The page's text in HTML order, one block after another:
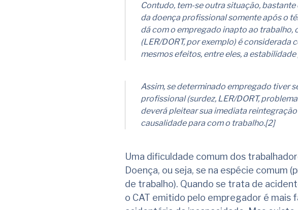
Contudo, tem-se outra situação,
da doença profissional somente após o
dá com o empregado inapto ao trabalho,
(LER/DORT, por exemplo) é
mesmos efeitos, entre eles, a
Assim, se determinado empregado tiver
profissional (surdez, LER/DORT,
deverá pleitear sua imediata
causalidade para com o trabalho.[2]
Uma dificuldade comum dos
Doença, ou seja, se na espécie comum
de trabalho). Quando se trata de
o CAT emitido pelo empregador é